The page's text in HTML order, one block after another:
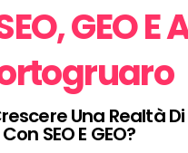
GEO E
Una Realtà Di
SEO E GEO?